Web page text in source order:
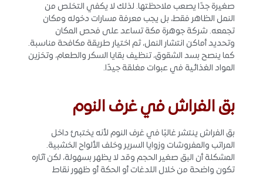
صغيرة جدًا يصعب ملاحظتها. لذلك لا يكفي التخلص من
النمل الظاهر فقط، بل يجب معرفة مسارات دخوله ومكان
تجمعه. شركة جوهرة مكة تساعد على فحص المكان
وتحديد أماكن انتشار النمل، ثم اختيار طريقة مكافحة مناسبة.
كما ينصح بسد الشقوق، تنظيف بقايا السكر والطعام، وتخزين
المواد الغذائية في عبوات مغلقة جيدًا.
بق الفراش في غرف النوم
بق الفراش ينتشر غالبًا في غرف النوم لأنه يختبئ داخل
المراتب والمفروشات وزوايا السرير وخلف الألواح الخشبية.
المشكلة أن البق صغير الحجم وقد لا يظهر بسهولة، لكن آثاره
تكون واضحة من خلال اللدغات أو الحكة أو ظهور نقاط